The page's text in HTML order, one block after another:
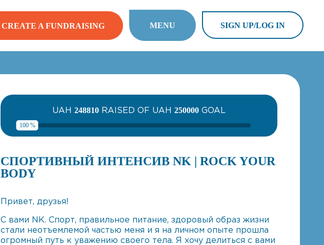
CREATE A FUNDRAISING MENU SIGN UP/LOG IN
UAH 248810 RAISED OF UAH 250000 GOAL
100 %
СПОРТИВНЫЙ ИНТЕНСИВ NK | ROCK YOUR
BODY
Привет, друзья!
С вами NK. Спорт, правильное питание, здоровый образ жизни
стали неотъемлемой частью меня и я на личном опыте прошла
огромный путь к уважению своего тела. Я хочу делиться с вами